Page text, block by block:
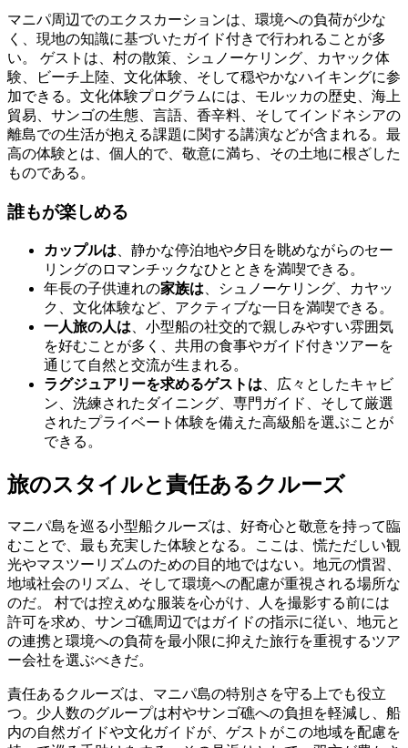
マニパ周辺でのエクスカーションは、環境への負荷が少な
く、現地の知識に基づいたガイド付きで行われることが多
い。 ゲストは、村の散策、シュノーケリング、カヤック体
験、ビーチ上陸、文化体験、そして穏やかなハイキングに参
加できる。文化体験プログラムには、モルッカの歴史、海上
貿易、サンゴの生態、言語、香辛料、そしてインドネシアの
離島での生活が抱える課題に関する講演などが含まれる。最
高の体験とは、個人的で、敬意に満ち、その土地に根ざした
ものである。
誰もが楽しめる
カップルは 、静かな停泊地や夕日を眺めながらのセー
リングのロマンチックなひとときを満喫できる。
年長の子供連れの家族は 、シュノーケリング、カヤッ
ク、文化体験など、アクティブな一日を満喫できる。
一人旅の人は 、小型船の社交的で親しみやすい雰囲気
を好むことが多く、共用の食事やガイド付きツアーを
通じて自然と交流が生まれる。
ラグジュアリーを求めるゲストは 、広々としたキャビ
ン、洗練されたダイニング、専門ガイド、そして厳選
されたプライベート体験を備えた高級船を選ぶことが
できる。
旅のスタイルと責任あるクルーズ
マニパ島を巡る小型船クルーズは、好奇心と敬意を持って臨
むことで、最も充実した体験となる。ここは、慌ただしい観
光やマスツーリズムのための目的地ではない。地元の慣習、
地域社会のリズム、そして環境への配慮が重視される場所な
のだ。 村では控えめな服装を心がけ、人を撮影する前には
許可を求め、サンゴ礁周辺ではガイドの指示に従い、地元と
の連携と環境への負荷を最小限に抑えた旅行を重視するツア
ー会社を選ぶべきだ。
責任あるクルーズは、マニパ島の特別さを守る上でも役立
つ。少人数のグループは村やサンゴ礁への負担を軽減し、船
内の自然ガイドや文化ガイドが、ゲストがこの地域を配慮を